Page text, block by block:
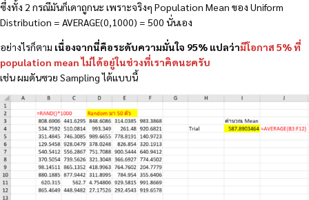
ซึ่งทั้ง 2 กรณีมันก็เดาถูกนะ เพราะจริงๆ Population Mean ของ Uniform
Distribution = AVERAGE(0,1000) = 500 นั่นเอง
อย่างไรก็ตาม เนื่องจากนี่คือระดับความมั่นใจ 95% แปลว่ามีโอกาส 5% ที่
population mean ไม่ได้อยู่ในช่วงที่เราคิดนะครับ
เช่น ผมดันซวย Sampling ได้แบบนี้